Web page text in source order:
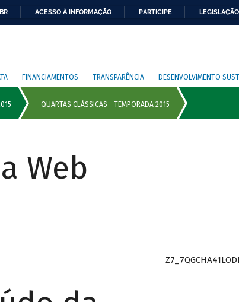
ACESSO À INFORMAÇÃO PARTICIPE LEGISLAÇÃO
FINANCIAMENTOS TRANSPARÊNCIA DESENVOLVIMENTO
Web